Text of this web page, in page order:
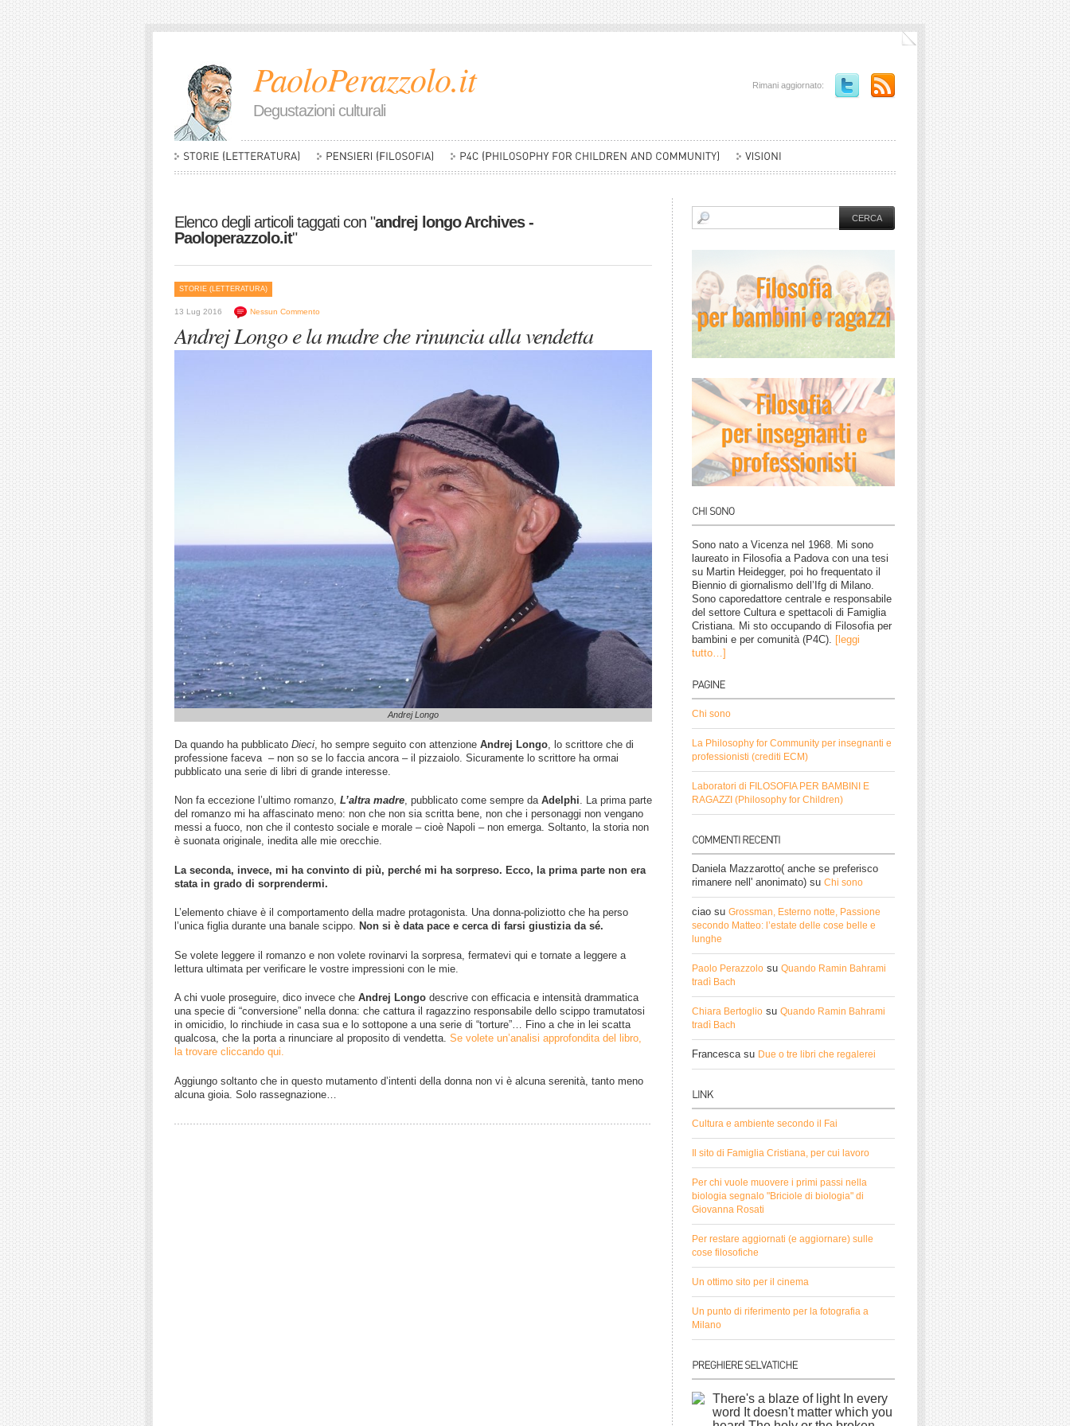
PaoloPerazzolo.it
Degustazioni culturali
Rimani aggiornato:
Elenco degli articoli taggati con "andrej longo Archives -
Paoloperazzolo.it"
STORIE (LETTERATURA)
13 Lug 2016 Nessun Commento
Andrej Longo e la madre che rinuncia alla vendetta
Andrej Longo
Da quando ha pubblicato Dieci , ho sempre seguito con attenzione Andrej Longo , lo scrittore che di
professione faceva – non so se lo faccia ancora – il pizzaiolo. Sicuramente lo scrittore ha ormai
pubblicato una serie di libri di grande interesse.
Non fa eccezione l’ultimo romanzo, L’altra madre, pubblicato come sempre da Adelphi. La prima parte
del romanzo mi ha affascinato meno: non che non sia scritta bene, non che i personaggi non vengano
messi a fuoco, non che il contesto sociale e morale – cioè Napoli – non emerga. Soltanto, la storia non
è suonata originale, inedita alle mie orecchie.
La seconda, invece, mi ha convinto di più, perché mi ha sorpreso. Ecco, la prima parte non era
stata in grado di sorprendermi.
L’elemento chiave è il comportamento della madre protagonista. Una donna-poliziotto che ha perso
l’unica figlia durante una banale scippo. Non si è data pace e cerca di farsi giustizia da sé.
Se volete leggere il romanzo e non volete rovinarvi la sorpresa, fermatevi qui e tornate a leggere a
lettura ultimata per verificare le vostre impressioni con le mie.
A chi vuole proseguire, dico invece che Andrej Longo descrive con efficacia e intensità drammatica
una specie di “conversione” nella donna: che cattura il ragazzino responsabile dello scippo tramutatosi
in omicidio, lo rinchiude in casa sua e lo sottopone a una serie di “torture”… Fino a che in lei scatta
qualcosa, che la porta a rinunciare al proposito di vendetta. Se volete un’analisi approfondita del libro,
la trovare cliccando qui.
Aggiungo soltanto che in questo mutamento d’intenti della donna non vi è alcuna serenità, tanto meno
alcuna gioia. Solo rassegnazione…
Sono nato a Vicenza nel 1968. Mi sono
laureato in Filosofia a Padova con una tesi
su Martin Heidegger, poi ho frequentato il
Biennio di giornalismo dell’Ifg di Milano.
Sono caporedattore centrale e responsabile
del settore Cultura e spettacoli di Famiglia
Cristiana. Mi sto occupando di Filosofia per
bambini e per comunità (P4C). [leggi
tutto…]
Chi sono
La Philosophy for Community per insegnanti e
professionisti (crediti ECM)
Laboratori di FILOSOFIA PER BAMBINI E
RAGAZZI (Philosophy for Children)
Daniela Mazzarotto( anche se preferisco
rimanere nell' anonimato) su Chi sono
ciao su Grossman, Esterno notte, Passione
secondo Matteo: l’estate delle cose belle e
lunghe
Paolo Perazzolo su Quando Ramin Bahrami
tradì Bach
Chiara Bertoglio su Quando Ramin Bahrami
tradì Bach
Francescasu Due o tre libri che regalerei
Cultura e ambiente secondo il Fai
Il sito di Famiglia Cristiana, per cui lavoro
Per chi vuole muovere i primi passi nella
biologia segnalo "Briciole di biologia" di
Giovanna Rosati
Per restare aggiornati (e aggiornare) sulle
cose filosofiche
Un ottimo sito per il cinema
Un punto di riferimento per la fotografia a
Milano
There's a blaze of light In every
word It doesn't matter which you